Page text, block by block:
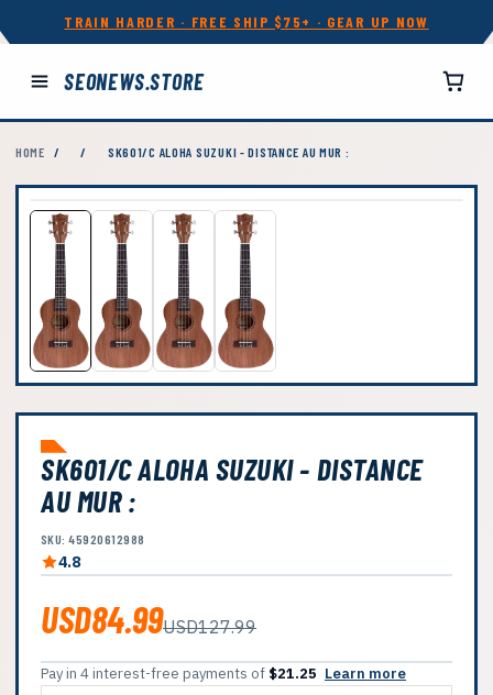
TRAIN HARDER · FREE SHIP $75+ · GEAR UP NOW
SEONEWS.STORE
HOME / / SK601/C ALOHA SUZUKI - DISTANCE AU MUR :
SK601/C ALOHA SUZUKI - DISTANCE
AU MUR :
SKU: 45920612988
4.8
USD84.99USD127.99
Pay in 4 interest-free payments of $21.25 Learn more